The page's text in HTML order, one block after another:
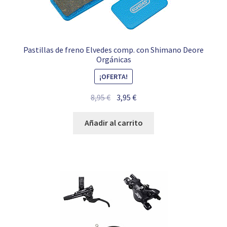
Pastillas de freno Elvedes comp. con Shimano Deore
Orgánicas
¡OFERTA!
8,95€ El
original
3,95€El
actual
Añadir al carrito